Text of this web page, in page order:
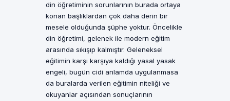
din öğretiminin sorunlarının burada ortaya
konan başlıklardan çok daha derin bir
mesele olduğunda şüphe yoktur. Öncelikle
din öğretimi, gelenek ile modern eğitim
arasında sıkışıp kalmıştır. Geleneksel
eğitimin karşı karşıya kaldığı yasal yasak
engeli, bugün cidi anlamda uygulanmasa
da buralarda verilen eğitimin niteliği ve
okuyanlar açısından sonuçlarının